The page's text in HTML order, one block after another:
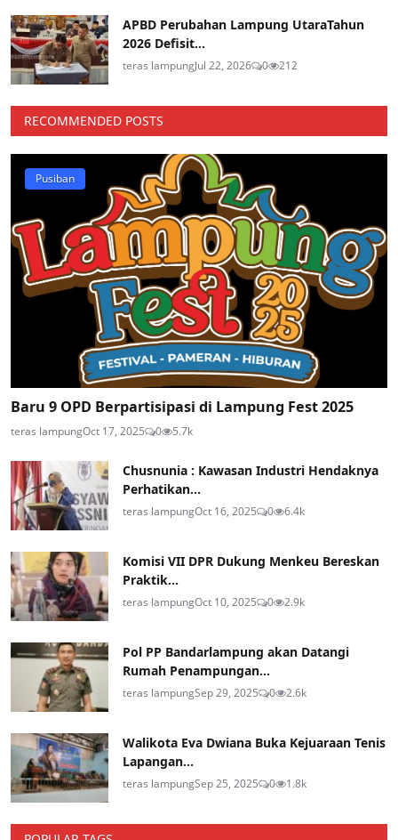
APBD Perubahan Lampung UtaraTahun
2026 Defisit...
teras lampungJul 22, 2026 0 212
RECOMMENDED POSTS
Pusiban
Baru 9 OPD Berpartisipasi di Lampung Fest 2025
teras lampungOct 17, 2025 0 5.7k
Chusnunia : Kawasan Industri Hendaknya
Perhatikan...
teras lampungOct 16, 2025 0 6.4k
Komisi VII DPR Dukung Menkeu Bereskan
Praktik...
teras lampungOct 10, 2025 0 2.9k
Pol PP Bandarlampung akan Datangi
Rumah Penampungan...
teras lampungSep 29, 2025 0 2.6k
Walikota Eva Dwiana Buka Kejuaraan Tenis
Lapangan...
teras lampungSep 25, 2025 0 1.8k